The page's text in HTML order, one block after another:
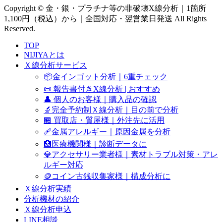
Copyright © 金・銀・プラチナ等の非破壊X線分析｜1箇所
1,100円（税込）から｜全国対応・翌営業日発送 All Rights
Reserved.
TOP
NIJIYAとは
Ｘ線分析サービス
📦金インゴット分析｜6重チェック
📜 報告書付きX線分析 | おすすめ
👤 個人のお客様｜購入品の確認
🔬完全予約制Ｘ線分析｜目の前で分析
🏪 買取店・質屋様｜外注先に活用
🩹金属アレルギー｜原因金属を分析
🏥医療機関様｜診断データに
💎アクセサリー業者様｜素材トラブル対策・アレ
ルギー対応
🪙コイン古銭収集家様｜構成分析に
Ｘ線分析実績
分析機材の紹介
Ｘ線分析申込
LINE相談